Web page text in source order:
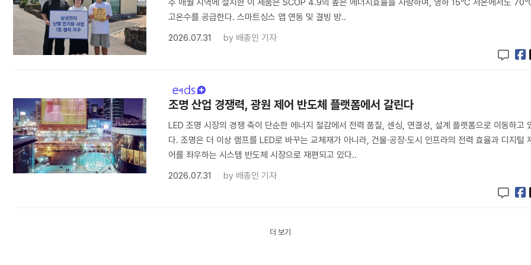
고온수를 공급한다. 스마트싱스 앱 연동 및 결빙 방..
2026.07.31
by 배종인 기자
조명 산업 경쟁력, 광원 제어 반도체 플랫폼에서 갈린다
LED 조명 시장의 경쟁 축이 단순한 에너지 절감에서 전력 품질, 센싱, 연결성, 설계 플랫폼으로 이동하고
다. 조명은 더 이상 램프를 LED로 바꾸는 교체재가 아니라, 건물·공장·도시 인프라의 전력 효율과 디지털
어를 좌우하는 시스템 반도체 시장으로 재편되고 있다..
2026.07.31
by 배종인 기자
더 보기